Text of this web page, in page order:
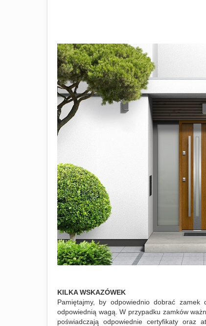
KILKA WSKAZÓWEK
Pamiętajmy, by odpowiednio dobrać
odpowiednią wagą. W przypadku zamków
poświadczają odpowiednie certyfikaty oraz